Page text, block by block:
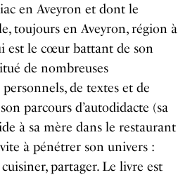
en Aveyron et dont le
toujours en Aveyron, région à
est le cœur battant de son
de nombreuses
de textes et de
parcours d’autodidacte (sa
à sa mère dans le restaurant
à pénétrer son univers :
partager. Le livre est